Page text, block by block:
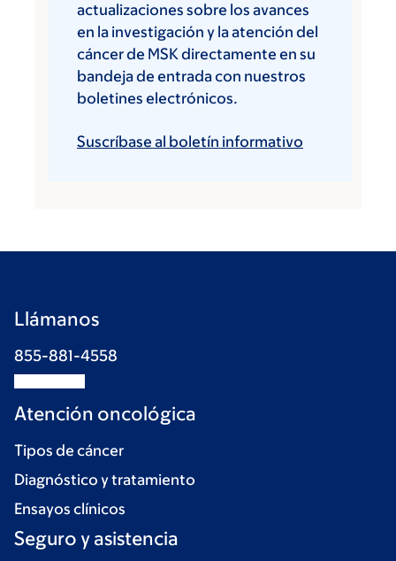
actualizaciones sobre los avances
en la investigación y la atención del
cáncer de MSK directamente en su
bandeja de entrada con nuestros
boletines electrónicos.
Suscríbase al boletín informativo
Llámanos
855-881-4558
Atención oncológica
Tipos de cáncer
Diagnóstico y tratamiento
Ensayos clínicos
Seguro y asistencia